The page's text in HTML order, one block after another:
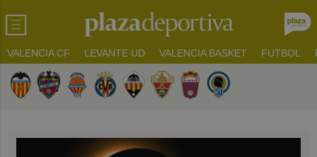
VALENCIA CF LEVANTE UD VALENCIA BASKET FUTBOL